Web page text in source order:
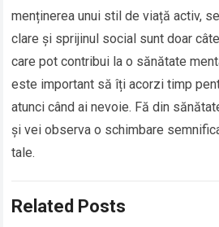
menținerea unui stil de viață activ,
clare și sprijinul social sunt doar
care pot contribui la o sănătate
este important să îți acorzi timp
atunci când ai nevoie. Fă din
și vei observa o schimbare
tale.
Related Posts